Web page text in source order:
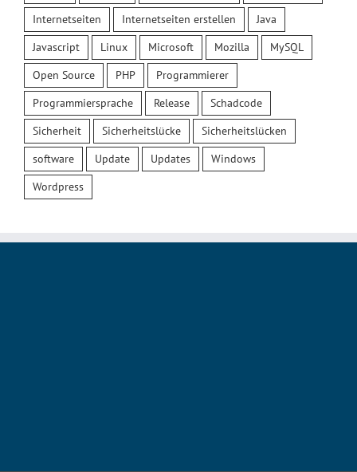
Internetseiten
Internetseiten erstellen
Java
Javascript
Linux Microsoft Mozilla
MySQL
Open Source
PHP
Programmierer
Programmiersprache
Release
Schadcode
Sicherheit
Sicherheitslücke
Sicherheitslücken
software
Update Updates
Windows
Wordpress